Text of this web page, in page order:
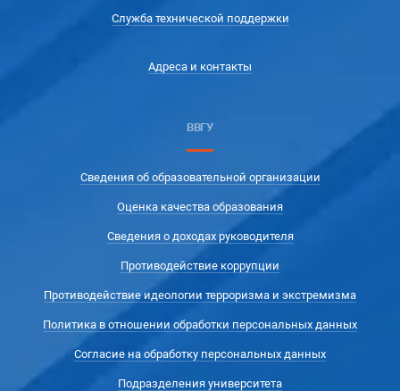
Служба технической поддержки
Адреса и контакты
ВВГУ
Сведения об образовательной организации
Оценка качества образования
Сведения о доходах руководителя
Противодействие коррупции
Противодействие идеологии терроризма и экстремизма
Политика в отношении обработки персональных данных
Согласие на обработку персональных данных
Подразделения университета